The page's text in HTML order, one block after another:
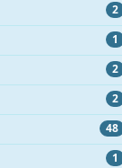
2
1
2
2
48
1